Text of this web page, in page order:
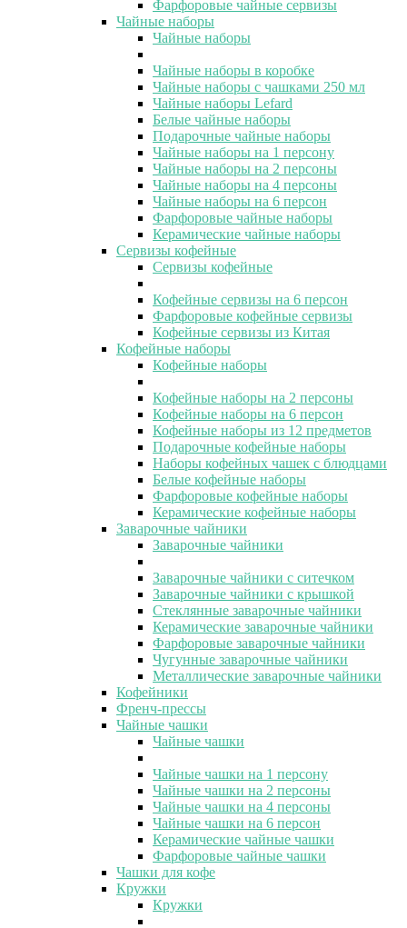
Фарфоровые чайные сервизы
Чайные наборы
Чайные наборы
Чайные наборы в коробке
Чайные наборы с чашками 250 мл
Чайные наборы Lefard
Белые чайные наборы
Подарочные чайные наборы
Чайные наборы на 1 персону
Чайные наборы на 2 персоны
Чайные наборы на 4 персоны
Чайные наборы на 6 персон
Фарфоровые чайные наборы
Керамические чайные наборы
Сервизы кофейные
Сервизы кофейные
Кофейные сервизы на 6 персон
Фарфоровые кофейные сервизы
Кофейные сервизы из Китая
Кофейные наборы
Кофейные наборы
Кофейные наборы на 2 персоны
Кофейные наборы на 6 персон
Кофейные наборы из 12 предметов
Подарочные кофейные наборы
Наборы кофейных чашек с блюдцами
Белые кофейные наборы
Фарфоровые кофейные наборы
Керамические кофейные наборы
Заварочные чайники
Заварочные чайники
Заварочные чайники с ситечком
Заварочные чайники с крышкой
Стеклянные заварочные чайники
Керамические заварочные чайники
Фарфоровые заварочные чайники
Чугунные заварочные чайники
Металлические заварочные чайники
Кофейники
Френч-прессы
Чайные чашки
Чайные чашки
Чайные чашки на 1 персону
Чайные чашки на 2 персоны
Чайные чашки на 4 персоны
Чайные чашки на 6 персон
Керамические чайные чашки
Фарфоровые чайные чашки
Чашки для кофе
Кружки
Кружки